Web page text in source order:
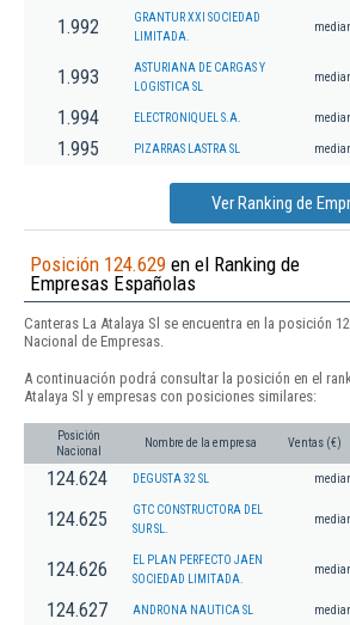
1.992
GRANTUR XXI SOCIEDAD
LIMITADA.
1.993
ASTURIANA DE CARGAS Y
LOGISTICA SL
1.994 ELECTRONIQUEL S.A.
1.995 PIZARRAS LASTRA SL
Ver Ranking de
Posición 124.629 en el Ranking de
Empresas Españolas
Canteras La Atalaya Sl se encuentra en la posición
Nacional de Empresas.
A continuación podrá consultar la posición en el
Atalaya Sl y empresas con posiciones similares:
Posición
Nacional
Nombre de la empresa Ventas (€)
124.624 DEGUSTA 32 SL
124.625
GTC CONSTRUCTORA DEL
SUR SL.
124.626
EL PLAN PERFECTO JAEN
SOCIEDAD LIMITADA.
124.627 ANDRONA NAUTICA SL